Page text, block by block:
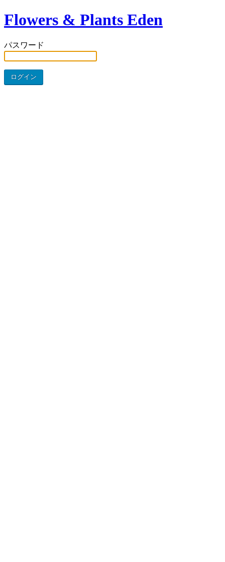
Flowers & Plants Eden
パスワード